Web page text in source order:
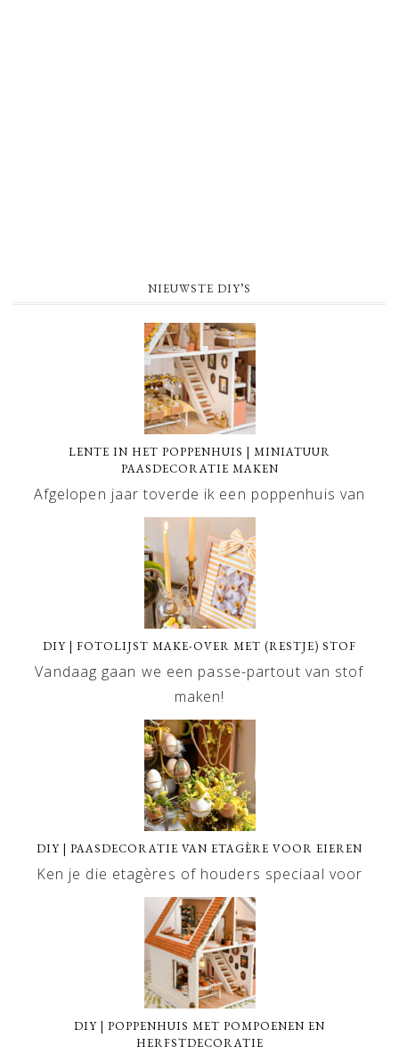
NIEUWSTE DIY’S
LENTE IN HET POPPENHUIS | MINIATUUR
PAASDECORATIE MAKEN
Afgelopen jaar toverde ik een poppenhuis van
DIY | FOTOLIJST MAKE-OVER MET (RESTJE) STOF
Vandaag gaan we een passe-partout van stof
maken!
DIY | PAASDECORATIE VAN ETAGÈRE VOOR EIEREN
Ken je die etagères of houders speciaal voor
DIY | POPPENHUIS MET POMPOENEN EN
HERFSTDECORATIE